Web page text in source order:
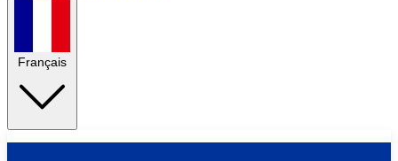
Français